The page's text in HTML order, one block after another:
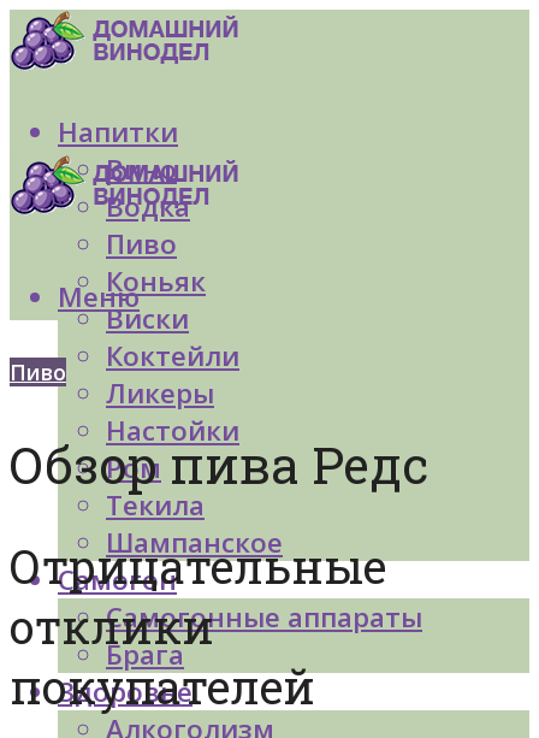
Напитки
Вино
Водка
Пиво
Коньяк
Виски
Коктейли
Ликеры
Настойки
Ром
Текила
Шампанское
Самогон
Самогонные аппараты
Брага
Здоровье
Алкоголизм
Меню
Пиво
Обзор пива Редс
Отрицательные
отклики
покупателей